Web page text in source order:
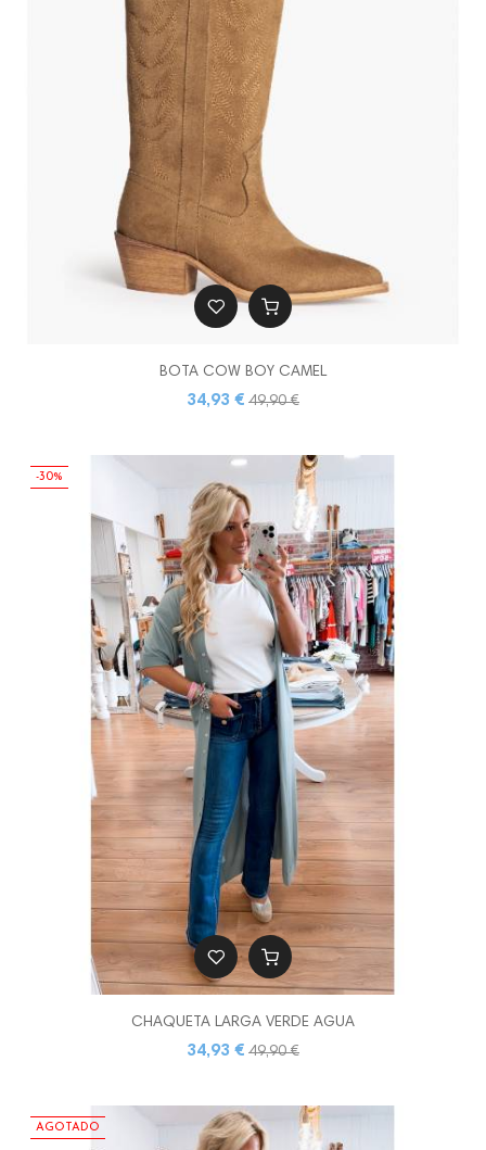
BOTA COW BOY CAMEL
34,93 € 49,90 €
-30%
CHAQUETA LARGA VERDE AGUA
34,93 € 49,90 €
AGOTADO